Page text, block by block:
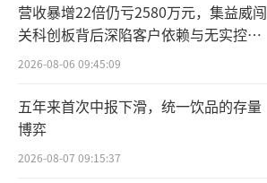
营收暴增22倍仍亏2580万元，集益威闯
关科创板背后深陷客户依赖与无实控人
困局
2026-08-06 09:45:09
五年来首次中报下滑，统一饮品的存量
博弈
2026-08-07 09:15:37